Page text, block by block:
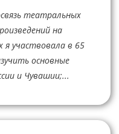
театральных
на
я участвовала в 65
основные
и Чувашии;...